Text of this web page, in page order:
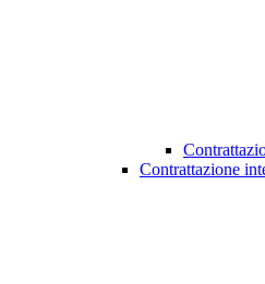
Contrattazione